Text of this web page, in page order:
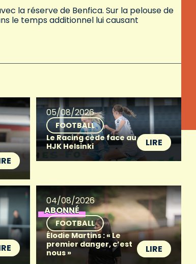
la réserve de Benfica. Sur la pelouse de
le temps additionnel lui causant
05/08/2026
FOOTBALL
Le Racing cède face au
HJK Helsinki
LIRE
04/08/2026
ABONNÉ
FOOTBALL
Élodie Martins : « Le
premier danger, c’est
nous »
LIRE